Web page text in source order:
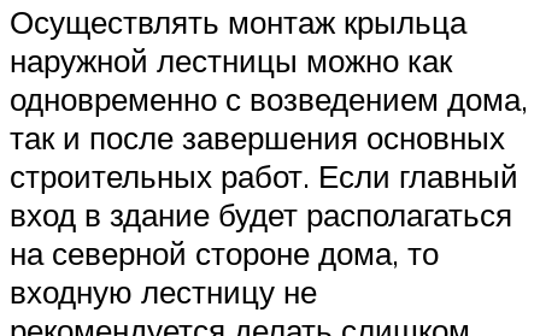
Осуществлять монтаж крыльца
наружной лестницы можно как
одновременно с возведением дома,
так и после завершения основных
строительных работ. Если главный
вход в здание будет располагаться
на северной стороне дома, то
входную лестницу не